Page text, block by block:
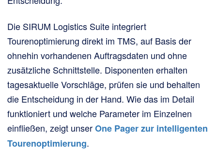
Die SIRUM Logistics Suite integriert
Tourenoptimierung direkt im TMS, auf Basis der
ohnehin vorhandenen Auftragsdaten und ohne
zusätzliche Schnittstelle. Disponenten erhalten
tagesaktuelle Vorschläge, prüfen sie und behalten
die Entscheidung in der Hand. Wie das im Detail
funktioniert und welche Parameter im Einzelnen
einfließen, zeigt unserOne Pager zur intelligenten
Tourenoptimierung.